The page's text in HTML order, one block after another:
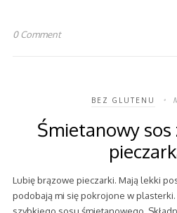
0 Comment
BEZ GLUTENU
Śmietanowy
Lubię brązowe pieczarki. Mają lekki
podobają mi się pokrojone w plasterki.